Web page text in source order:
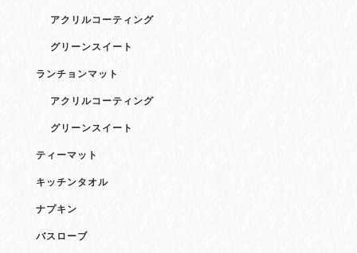
アクリルコーティング
グリーンスイート
ランチョンマット
アクリルコーティング
グリーンスイート
ティーマット
キッチンタオル
ナプキン
バスローブ